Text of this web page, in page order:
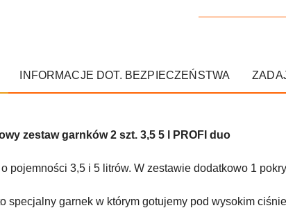
INFORMACJE DOT. BEZPIECZEŃSTWA
zestaw garnków 2 szt. 3,5 5 l PROFI duo
pojemności 3,5 i 5 litrów. W zestawie dodatkowo 1
specjalny garnek w którym gotujemy pod wysokim